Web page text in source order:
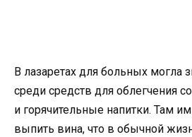
В лазаретах для больных могла
среди средств для облегчения
и горячительные напитки. Там
выпить вина, что в обычной